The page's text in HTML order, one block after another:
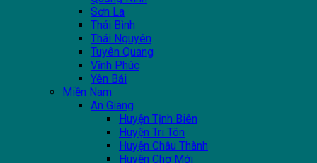
Sơn La
Thái Bình
Thái Nguyên
Tuyên Quang
Vĩnh Phúc
Yên Bái
Miền Nam
An Giang
Huyện Tịnh Biên
Huyện Tri Tôn
Huyện Châu Thành
Huyện Chợ Mới